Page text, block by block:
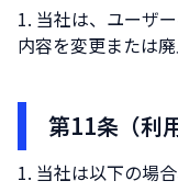
当社は、ユーザ
内容を変更または
第11条（利
当社は以下の場